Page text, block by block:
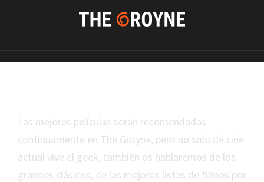
Las mejores películas serán recomendadas
continuamente en The Groyne, pero no solo de cine
actual vive el geek, también os hablaremos de los
grandes clásicos, de las mejores listas de filmes por